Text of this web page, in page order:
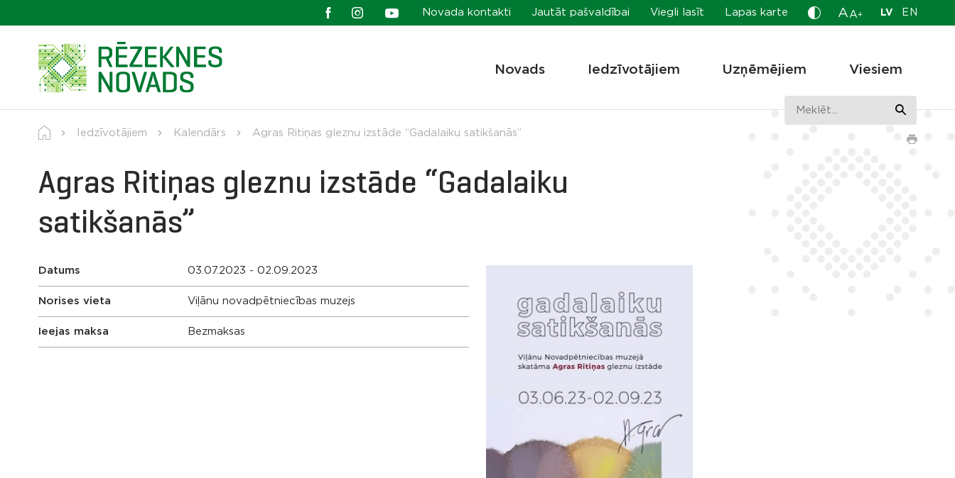
Novada kontakti Jautāt pašvaldībai Viegli lasīt Lapas karte A A+ LV EN
Novads Iedzīvotājiem Uzņēmējiem Viesiem
Iedzīvotājiem Kalendārs Agras Ritiņas gleznu izstāde “Gadalaiku satikšanās”
Agras Ritiņas gleznu izstāde “Gadalaiku
satikšanās”
Datums 03.07.2023 - 02.09.2023
Norises vieta Viļānu novadpētniecības muzejs
Ieejas maksa Bezmaksas